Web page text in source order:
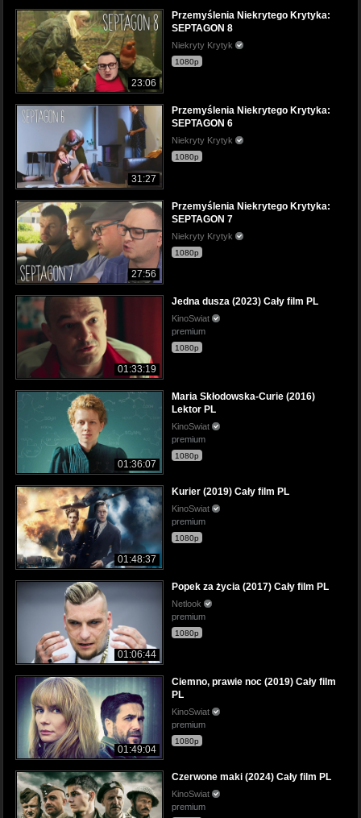
23:06
Przemyślenia Niekrytego Krytyka:
SEPTAGON 8
Niekryty Krytyk
1080p
31:27
Przemyślenia Niekrytego Krytyka:
SEPTAGON 6
Niekryty Krytyk
1080p
27:56
Przemyślenia Niekrytego Krytyka:
SEPTAGON 7
Niekryty Krytyk
1080p
01:33:19
Jedna dusza (2023) Cały film PL
KinoSwiat
premium
1080p
01:36:07
Maria Skłodowska-Curie (2016)
Lektor PL
KinoSwiat
premium
1080p
01:48:37
Kurier (2019) Cały film PL
KinoSwiat
premium
1080p
01:06:44
Popek za życia (2017) Cały film PL
Netlook
premium
1080p
01:49:04
Ciemno, prawie noc (2019) Cały film
PL
KinoSwiat
premium
1080p
Czerwone maki (2024) Cały film PL
KinoSwiat
premium